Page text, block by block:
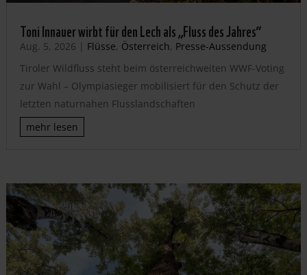
Toni Innauer wirbt für den Lech als „Fluss des Jahres“
Aug. 5, 2026 | Flüsse, Österreich, Presse-Aussendung
Tiroler Wildfluss steht beim österreichweiten WWF-Voting
zur Wahl – Olympiasieger mobilisiert für den Schutz der
letzten naturnahen Flusslandschaften
mehr lesen